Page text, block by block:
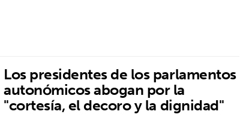
Los presidentes de los parlamentos
autonómicos abogan por la
"cortesía, el decoro y la dignidad"